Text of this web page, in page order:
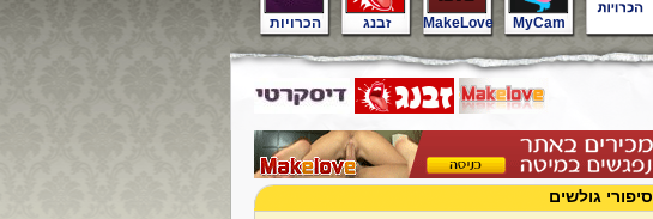
הכרויות זבנג MakeLove MyCam
סיפורי גולשים